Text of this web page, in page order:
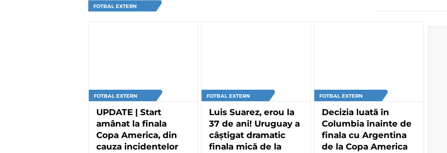
FOTBAL EXTERN
FOTBAL EXTERN
UPDATE | Start
amânat la finala
Copa America, din
cauza incidentelor
FOTBAL EXTERN
Luis Suarez, erou la
37 de ani! Uruguay a
câștigat dramatic
finala mică de la
FOTBAL EXTERN
Decizia luată în
Columbia înainte de
finala cu Argentina
de la Copa America